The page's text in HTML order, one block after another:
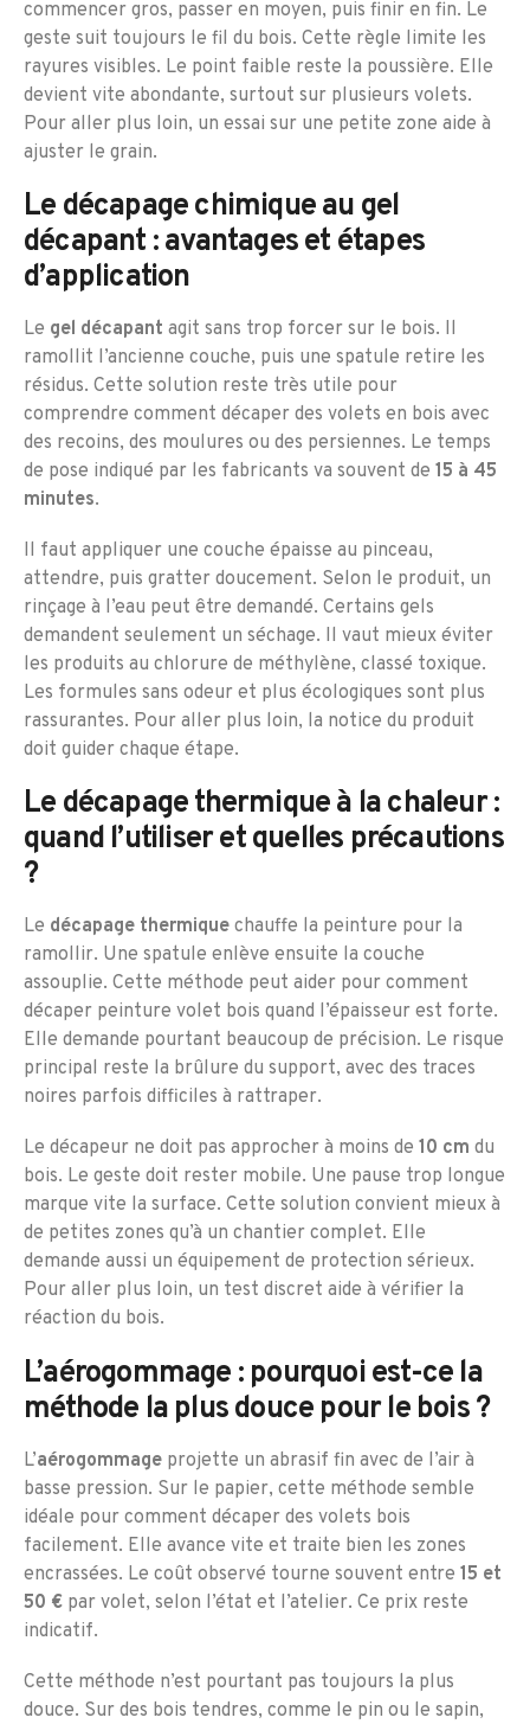
commencer gros, passer en moyen, puis finir en fin. Le
geste suit toujours le fil du bois. Cette règle limite les
rayures visibles. Le point faible reste la poussière. Elle
devient vite abondante, surtout sur plusieurs volets.
Pour aller plus loin, un essai sur une petite zone aide à
ajuster le grain.
Le décapage chimique au gel
décapant : avantages et étapes
d’application
Le gel décapant agit sans trop forcer sur le bois. Il
ramollit l’ancienne couche, puis une spatule retire les
résidus. Cette solution reste très utile pour
comprendre comment décaper des volets en bois avec
des recoins, des moulures ou des persiennes. Le temps
de pose indiqué par les fabricants va souvent de 15 à 45
minutes.
Il faut appliquer une couche épaisse au pinceau,
attendre, puis gratter doucement. Selon le produit, un
rinçage à l’eau peut être demandé. Certains gels
demandent seulement un séchage. Il vaut mieux éviter
les produits au chlorure de méthylène, classé toxique.
Les formules sans odeur et plus écologiques sont plus
rassurantes. Pour aller plus loin, la notice du produit
doit guider chaque étape.
Le décapage thermique à la chaleur :
quand l’utiliser et quelles précautions
?
Le décapage thermique chauffe la peinture pour la
ramollir. Une spatule enlève ensuite la couche
assouplie. Cette méthode peut aider pour comment
décaper peinture volet bois quand l’épaisseur est forte.
Elle demande pourtant beaucoup de précision. Le risque
principal reste la brûlure du support, avec des traces
noires parfois difficiles à rattraper.
Le décapeur ne doit pas approcher à moins de 10 cm du
bois. Le geste doit rester mobile. Une pause trop longue
marque vite la surface. Cette solution convient mieux à
de petites zones qu’à un chantier complet. Elle
demande aussi un équipement de protection sérieux.
Pour aller plus loin, un test discret aide à vérifier la
réaction du bois.
L’aérogommage : pourquoi est-ce la
méthode la plus douce pour le bois ?
L’aérogommage projette un abrasif fin avec de l’air à
basse pression. Sur le papier, cette méthode semble
idéale pour comment décaper des volets bois
facilement. Elle avance vite et traite bien les zones
encrassées. Le coût observé tourne souvent entre 15 et
50 € par volet, selon l’état et l’atelier. Ce prix reste
indicatif.
Cette méthode n’est pourtant pas toujours la plus
douce. Sur des bois tendres, comme le pin ou le sapin,